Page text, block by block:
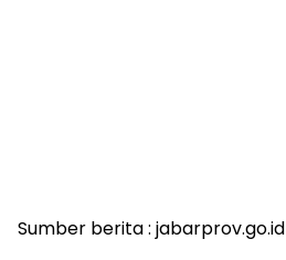
Sumber berita : jabarprov.go.id